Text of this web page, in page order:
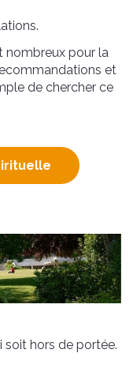
nombreux pour la
et
de chercher ce
soit hors de portée.